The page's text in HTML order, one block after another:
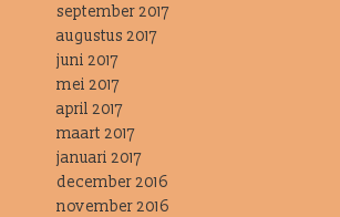
september 2017
augustus 2017
juni 2017
mei 2017
april 2017
maart 2017
januari 2017
december 2016
november 2016